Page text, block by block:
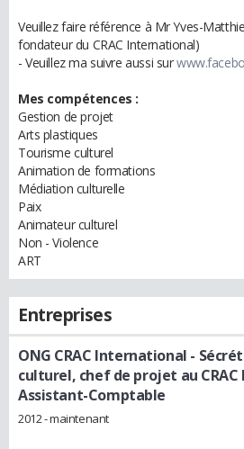
Veuillez faire référence à Mr Yves-
fondateur du CRAC International)
- Veuillez ma suivre aussi sur
Mes compétences :
Gestion de projet
Arts plastiques
Tourisme culturel
Animation de formations
Médiation culturelle
Paix
Animateur culturel
Non - Violence
ART
Entreprises
ONG CRAC International -
culturel, chef de projet au
Assistant-Comptable
2012 - maintenant